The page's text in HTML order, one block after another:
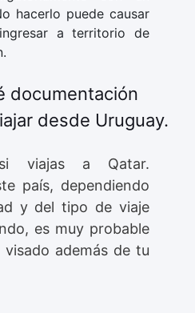
hacerlo puede causar
a territorio de
documentación
desde Uruguay.
si viajas a Qatar.
país, dependiendo
y del tipo de viaje
es muy probable
además de tu